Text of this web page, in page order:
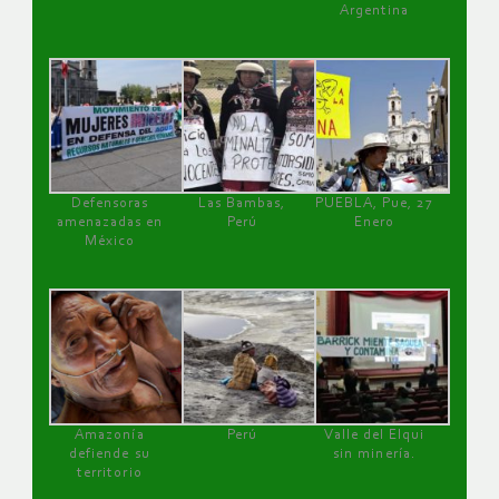
Argentina
Defensoras
amenazadas en
México
Las Bambas,
Perú
PUEBLA, Pue, 27
Enero
Amazonía
defiende su
territorio
Perú
Valle del Elqui
sin minería.